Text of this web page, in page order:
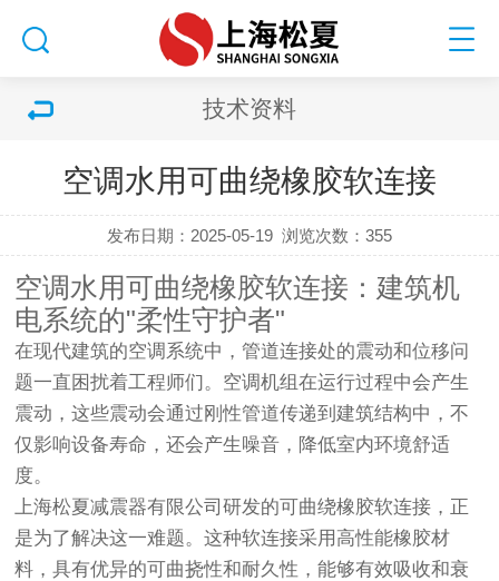
技术资料
空调水用可曲绕橡胶软连接
发布日期：2025-05-19 浏览次数：355
空调水用可曲绕橡胶软连接：建筑机
电系统的"柔性守护者"
在现代建筑的空调系统中，管道连接处的震动和位移问
题一直困扰着工程师们。空调机组在运行过程中会产生
震动，这些震动会通过刚性管道传递到建筑结构中，不
仅影响设备寿命，还会产生噪音，降低室内环境舒适
度。
上海松夏减震器有限公司研发的可曲绕橡胶软连接，正
是为了解决这一难题。这种软连接采用高性能橡胶材
料，具有优异的可曲挠性和耐久性，能够有效吸收和衰